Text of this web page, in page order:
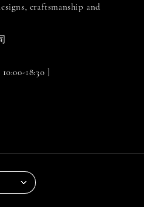
craftsmanship and
18:30 ]